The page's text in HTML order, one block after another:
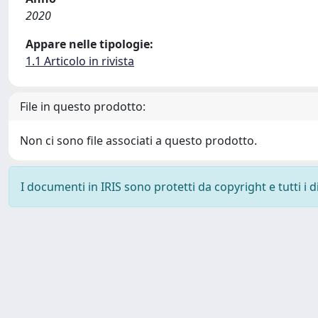
2020
Appare nelle tipologie:
1.1 Articolo in rivista
File in questo prodotto:
Non ci sono file associati a questo prodotto.
I documenti in IRIS sono protetti da copyright e tutti i